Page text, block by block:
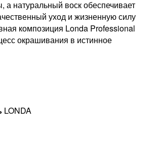
а натуральный воск обеспечивает
уход и жизненную силу
композиция Londa Professional
окрашивания в истинное
LONDA